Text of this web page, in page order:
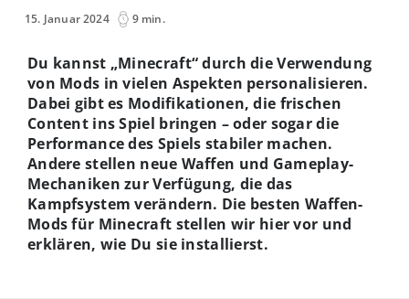
15. Januar 2024 9 min.
Du kannst „Minecraft“ durch die Verwendung
von Mods in vielen Aspekten personalisieren.
Dabei gibt es Modifikationen, die frischen
Content ins Spiel bringen – oder sogar die
Performance des Spiels stabiler machen.
Andere stellen neue Waffen und Gameplay-
Mechaniken zur Verfügung, die das
Kampfsystem verändern. Die besten Waffen-
Mods für Minecraft stellen wir hier vor und
erklären, wie Du sie installierst.